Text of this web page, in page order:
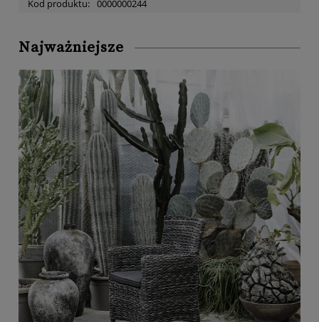
Kod produktu: 0000000244
Najważniejsze